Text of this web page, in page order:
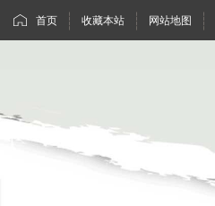
首页 收藏本站 网站地图